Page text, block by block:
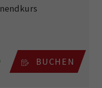
BUCHEN